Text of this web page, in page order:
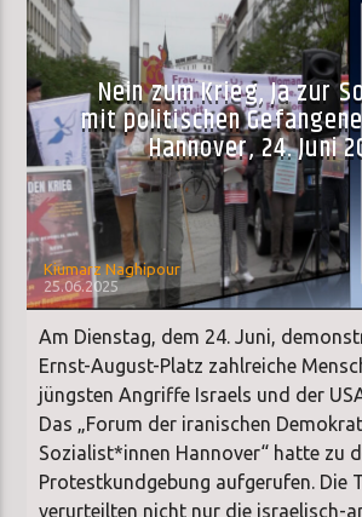
Nein zum Krieg, Ja zur
mit politischen
Hannover, 24. Juni
Kiumarz Naghipour
25.06.2025
Am Dienstag, dem 24. Juni,
Ernst-August-Platz zahlreiche
jüngsten Angriffe Israels und der
Das „Forum der iranischen
Sozialist*innen Hannover“ hatte zu
Protestkundgebung aufgerufen. Die
verurteilten nicht nur die israelisch-